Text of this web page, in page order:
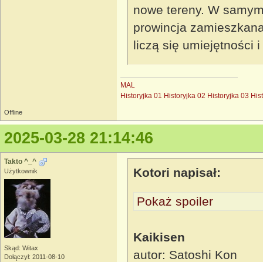
nowe tereny. W
prowincja
liczą się umiejętności
MAL
Historyjka 01 Historyjka 02 Historyjka 03
Offline
2025-03-28 21:14:46
Takto ^_^
Użytkownik
Skąd: Witax
Dołączył: 2011-08-10
Kotori napisał:
Pokaż spoiler
Kaikisen
autor: Satoshi Kon